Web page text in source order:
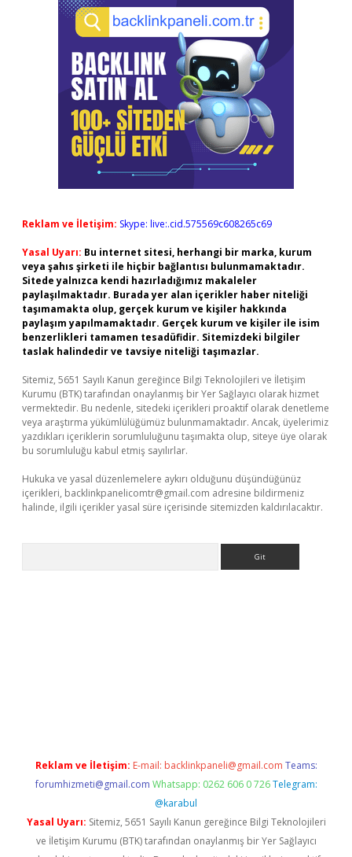
Reklam ve İletişim: Skype: live:.cid.575569c608265c69
Yasal Uyarı: Bu internet sitesi, herhangi bir marka, kurum
veya şahıs şirketi ile hiçbir bağlantısı bulunmamaktadır.
Sitede yalnızca kendi hazırladığımız makaleler
paylaşılmaktadır. Burada yer alan içerikler haber niteliği
taşımamakta olup, gerçek kurum ve kişiler hakkında
paylaşım yapılmamaktadır. Gerçek kurum ve kişiler ile isim
benzerlikleri tamamen tesadüfidir. Sitemizdeki bilgiler
taslak halindedir ve tavsiye niteliği taşımazlar.
Sitemiz, 5651 Sayılı Kanun gereğince Bilgi Teknolojileri ve İletişim
Kurumu (BTK) tarafından onaylanmış bir Yer Sağlayıcı olarak hizmet
vermektedir. Bu nedenle, sitedeki içerikleri proaktif olarak denetleme
veya araştırma yükümlülüğümüz bulunmamaktadır. Ancak, üyelerimiz
yazdıkları içeriklerin sorumluluğunu taşımakta olup, siteye üye olarak
bu sorumluluğu kabul etmiş sayılırlar.
Hukuka ve yasal düzenlemelere aykırı olduğunu düşündüğünüz
içerikleri, backlinkpanelicomtr@gmail.com adresine bildirmeniz
halinde, ilgili içerikler yasal süre içerisinde sitemizden kaldırılacaktır.
Reklam ve İletişim: E-mail: backlinkpaneli@gmail.com Teams:
forumhizmeti@gmail.com Whatsapp: 0262 606 0 726 Telegram:
@karabul
Yasal Uyarı: Sitemiz, 5651 Sayılı Kanun gereğince Bilgi Teknolojileri
ve İletişim Kurumu (BTK) tarafından onaylanmış bir Yer Sağlayıcı